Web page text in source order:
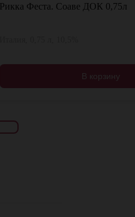
Рикка Феста. Соаве ДОК 0,75л
В корзину